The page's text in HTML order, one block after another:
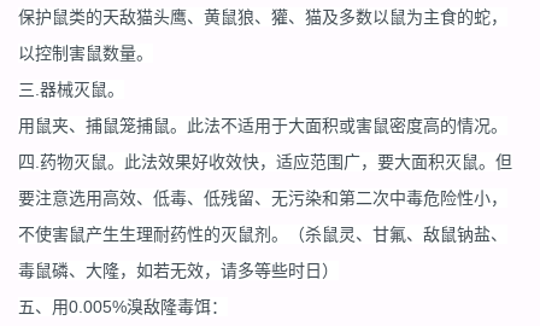
保护鼠类的天敌猫头鹰、黄鼠狼、獾、猫及多数以鼠为主食的蛇，
以控制害鼠数量。
三.器械灭鼠。
用鼠夹、捕鼠笼捕鼠。此法不适用于大面积或害鼠密度高的情况。
四.药物灭鼠。此法效果好收效快，适应范围广，要大面积灭鼠。但
要注意选用高效、低毒、低残留、无污染和第二次中毒危险性小，
不使害鼠产生生理耐药性的灭鼠剂。（杀鼠灵、甘氟、敌鼠钠盐、
毒鼠磷、大隆，如若无效，请多等些时日）
五、用0.005%溴敌隆毒饵：